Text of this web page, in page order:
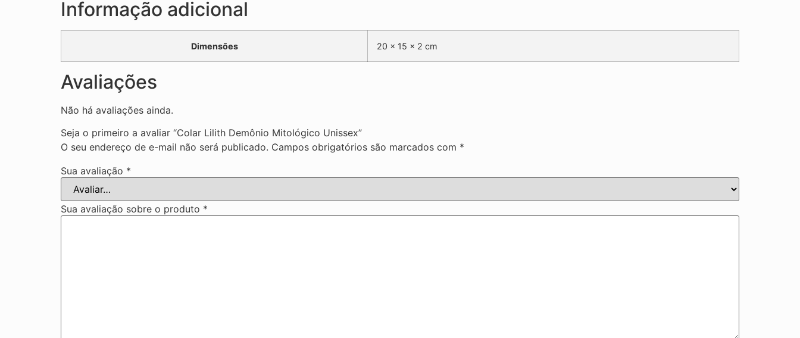
Informação adicional
Dimensões 20 × 15 × 2 cm
Avaliações
Não há avaliações ainda.
Seja o primeiro a avaliar “Colar Lilith Demônio Mitológico Unissex”
O seu endereço de e-mail não será publicado. Campos obrigatórios são marcados com *
Sua avaliação *
Sua avaliação sobre o produto *